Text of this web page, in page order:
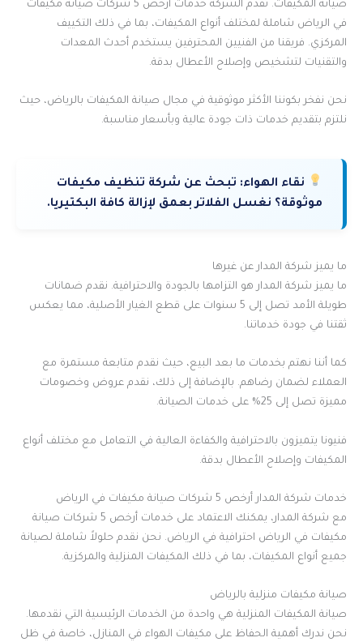
صيانة المكيفات. تقدم الشركة خدمات أرخص 5 شركات صيانة مكيفات
في الرياض شاملة لمختلف أنواع المكيفات، بما في ذلك التكييف
المركزي. فريقنا من الفنيين المحترفين يستخدم أحدث المعدات
والتقنيات لتشخيص وإصلاح الأعطال بدقة.
نحن نفخر بكوننا الأكثر موثوقية في مجال صيانة المكيفات بالرياض، حيث
نلتزم بتقديم خدمات ذات جودة عالية وبأسعار مناسبة.
نقاء الهواء: تبحث عن شركة تنظيف مكيفات
موثوقة؟ نغسل الفلاتر بعمق لإزالة كافة البكتيريا.
ما يميز شركة المدار عن غيرها
ما يميز شركة المدار هو التزامها بالجودة والاحترافية. نقدم ضمانات
طويلة الأمد تصل إلى 5 سنوات على قطع الغيار الأصلية، مما يعكس
ثقتنا في جودة خدماتنا.
كما أننا نهتم بخدمات ما بعد البيع، حيث نقدم متابعة مستمرة مع
العملاء لضمان رضاهم. بالإضافة إلى ذلك، نقدم عروض وخصومات
مميزة تصل إلى 25% على خدمات الصيانة.
فنيونا يتميزون بالاحترافية والكفاءة العالية في التعامل مع مختلف أنواع
المكيفات وإصلاح الأعطال بدقة.
خدمات شركة المدار أرخص 5 شركات صيانة مكيفات في الرياض
مع شركة المدار، يمكنك الاعتماد على خدمات أرخص 5 شركات صيانة
مكيفات في الرياض احترافية في الرياض. نحن نقدم حلولاً شاملة لصيانة
جميع أنواع المكيفات، بما في ذلك المكيفات المنزلية والمركزية.
صيانة مكيفات منزلية بالرياض
صيانة المكيفات المنزلية هي واحدة من الخدمات الرئيسية التي نقدمها.
نحن ندرك أهمية الحفاظ على مكيفات الهواء في المنازل، خاصة في ظل